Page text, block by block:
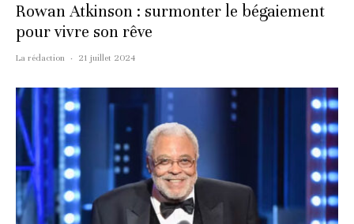
Rowan Atkinson : surmonter le bégaiement
pour vivre son rêve
La rédaction · 21 juillet 2024